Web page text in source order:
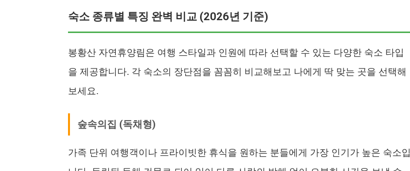
숙소 종류별 특징 완벽 비교 (2026년 기준)
봉황산 자연휴양림은 여행 스타일과 인원에 따라 선택할 수 있는 다양한 숙소 타입
을 제공합니다. 각 숙소의 장단점을 꼼꼼히 비교해보고 나에게 딱 맞는 곳을 선택해
보세요.
숲속의집 (독채형)
가족 단위 여행객이나 프라이빗한 휴식을 원하는 분들에게 가장 인기가 높은 숙소입